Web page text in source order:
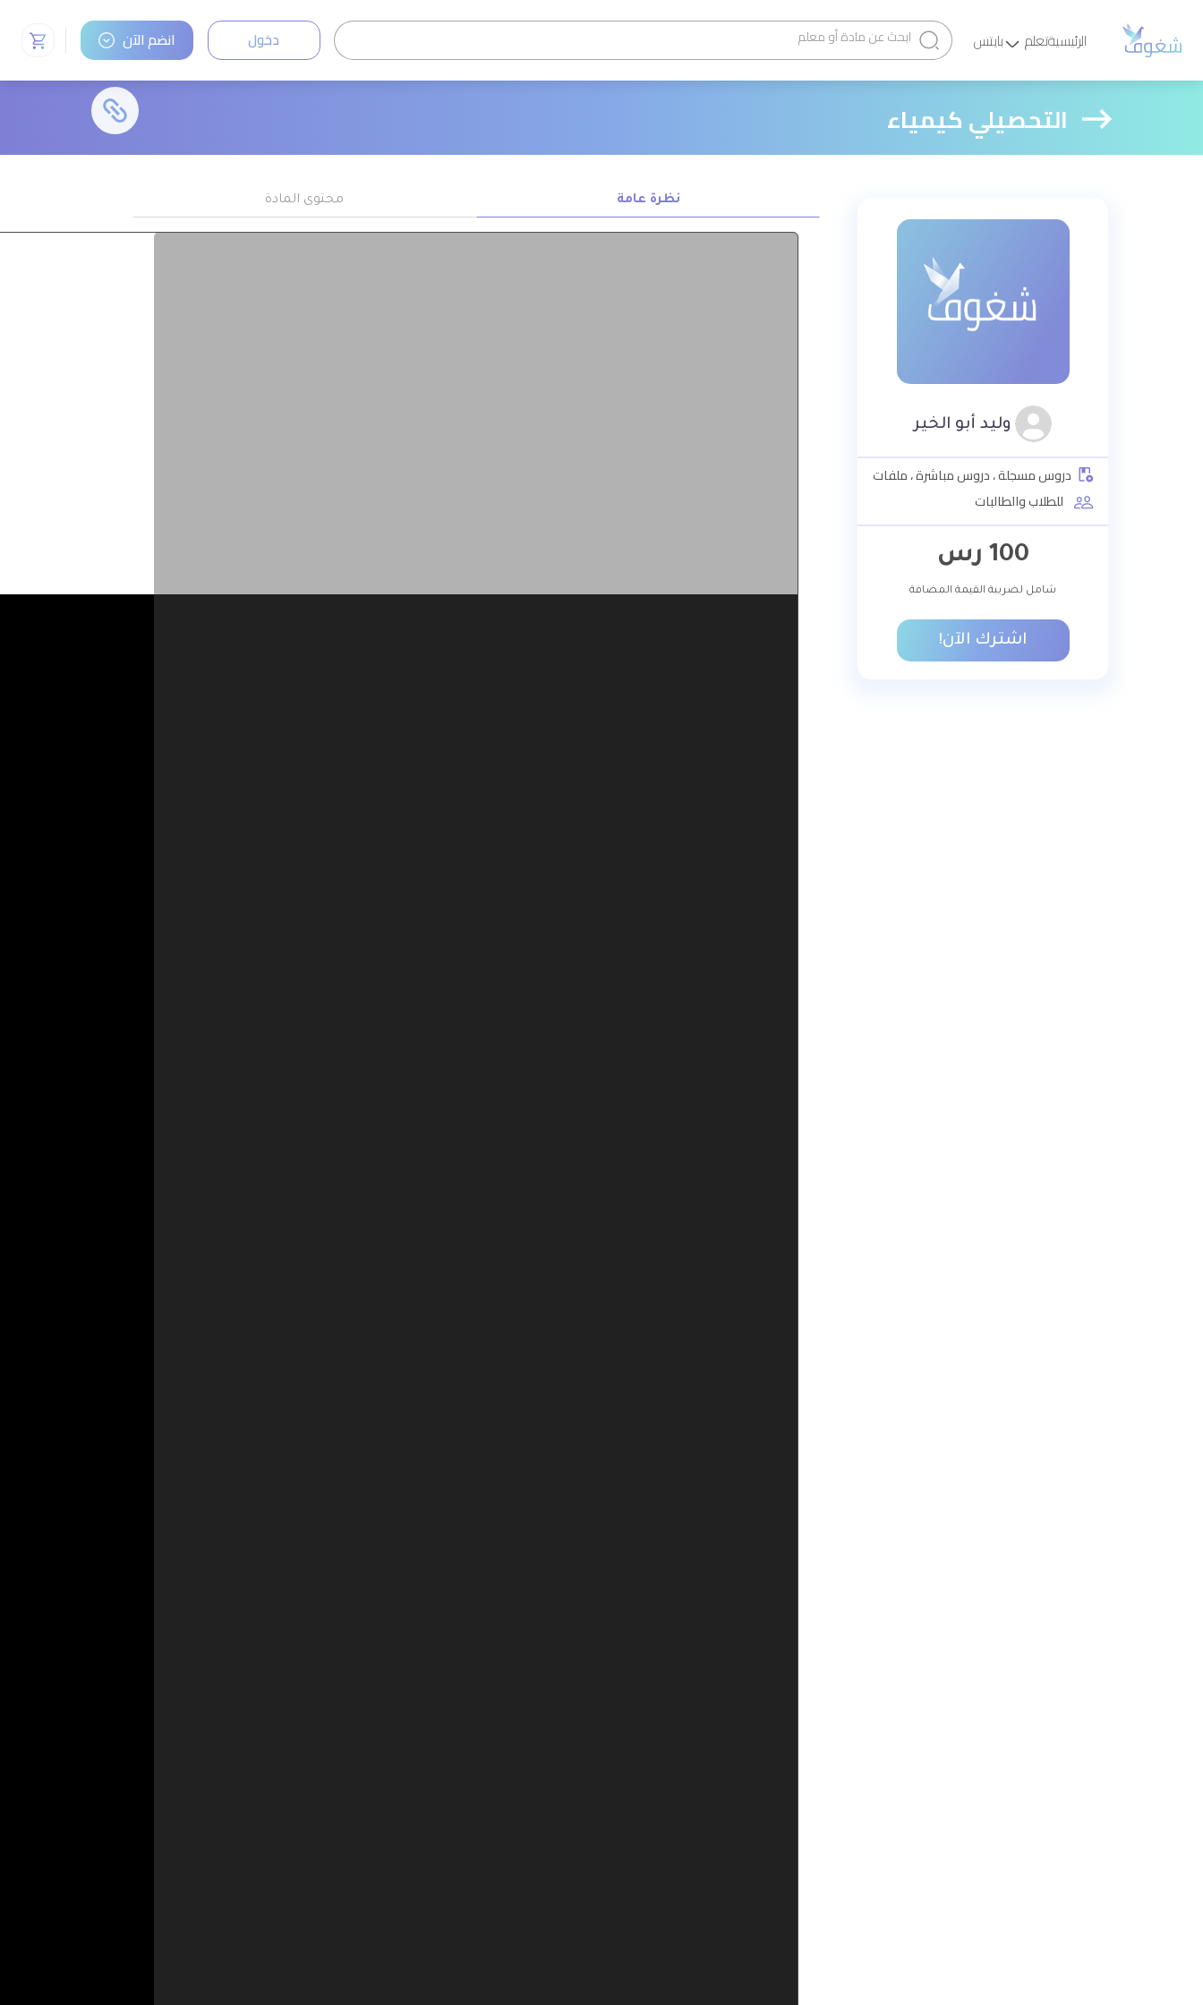
الرئيسيةتعلم بايتس دخول انضم الآن
التحصيلي كيمياء
وليد أبو الخير
دروس مسجلة ، دروس مباشرة ، ملفات
للطلاب والطالبات
100 رس
شامل لضريبة القيمة المضافة
اشترك الآن!
نظرة عامة محتوى المادة